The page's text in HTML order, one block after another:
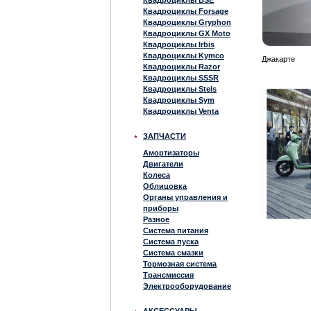
Квадроциклы Forsage
Квадроциклы Gryphon
Квадроциклы GX Moto
Квадроциклы Irbis
Квадроциклы Kymco
Квадроциклы Razor
Квадроциклы SSSR
Квадроциклы Stels
Квадроциклы Sym
Квадроциклы Venta
ЗАПЧАСТИ
Амортизаторы
Двигатели
Колеса
Облицовка
Органы управления и
приборы
Разное
Система питания
Система пуска
Система смазки
Тормозная система
Трансмиссия
Электрооборудование
Джакарте